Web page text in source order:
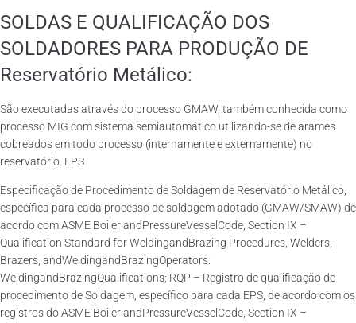
SOLDAS E QUALIFICAÇÃO DOS
SOLDADORES PARA PRODUÇÃO DE
Reservatório Metálico:
São executadas através do processo GMAW, também conhecida como
processo MIG com sistema semiautomático utilizando-se de arames
cobreados em todo processo (internamente e externamente) no
reservatório. EPS
Especificação de Procedimento de Soldagem de Reservatório Metálico,
específica para cada processo de soldagem adotado (GMAW/SMAW) de
acordo com ASME Boiler andPressureVesselCode, Section IX –
Qualification Standard for WeldingandBrazing Procedures, Welders,
Brazers, andWeldingandBrazingOperators:
WeldingandBrazingQualifications; RQP – Registro de qualificação de
procedimento de Soldagem, específico para cada EPS, de acordo com os
registros do ASME Boiler andPressureVesselCode, Section IX –